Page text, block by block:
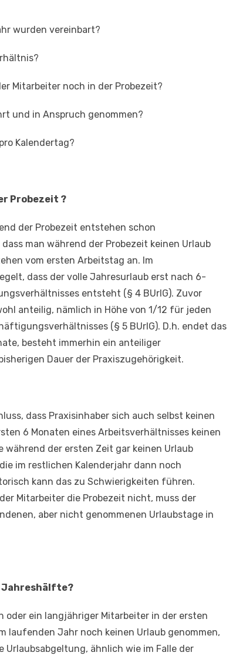
wurden vereinbart?
Mitarbeiter noch in der Probezeit?
und in Anspruch genommen?
Kalendertag?
Probezeit ?
der Probezeit entstehen schon
man während der Probezeit keinen Urlaub
vom ersten Arbeitstag an. Im
dass der volle Jahresurlaub erst nach 6-
entsteht (§ 4 BUrlG). Zuvor
anteilig, nämlich in Höhe von 1/12 für jeden
(§ 5 BUrlG). D.h. endet das
besteht immerhin ein anteiliger
Dauer der Praxiszugehörigkeit.
dass Praxisinhaber sich auch selbst keinen
6 Monaten eines Arbeitsverhältnisses keinen
während der ersten Zeit gar keinen Urlaub
im restlichen Kalenderjahr dann noch
kann das zu Schwierigkeiten führen.
Mitarbeiter die Probezeit nicht, muss der
aber nicht genommenen Urlaubstage in
Jahreshälfte?
ein langjähriger Mitarbeiter in der ersten
laufenden Jahr noch keinen Urlaub genommen,
ähnlich wie im Falle der